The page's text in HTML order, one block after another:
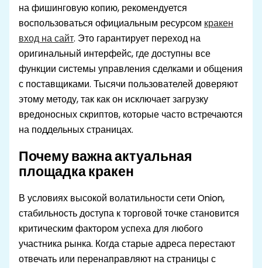
на фишинговую копию, рекомендуется
воспользоваться официальным ресурсом кракен
вход на сайт. Это гарантирует переход на
оригинальный интерфейс, где доступны все
функции системы управления сделками и общения
с поставщиками. Тысячи пользователей доверяют
этому методу, так как он исключает загрузку
вредоносных скриптов, которые часто встречаются
на поддельных страницах.
Почему важна актуальная
площадка кракен
В условиях высокой волатильности сети Onion,
стабильность доступа к торговой точке становится
критическим фактором успеха для любого
участника рынка. Когда старые адреса перестают
отвечать или перенаправляют на страницы с